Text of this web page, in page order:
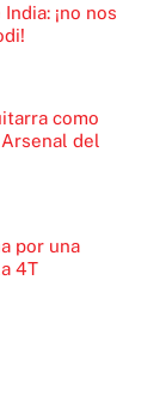
¡no nos
como
del
por una
4T